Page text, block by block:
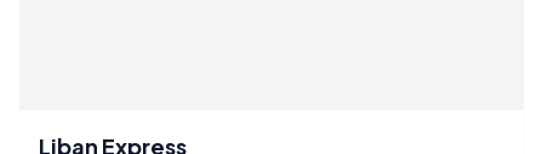
Liban Express